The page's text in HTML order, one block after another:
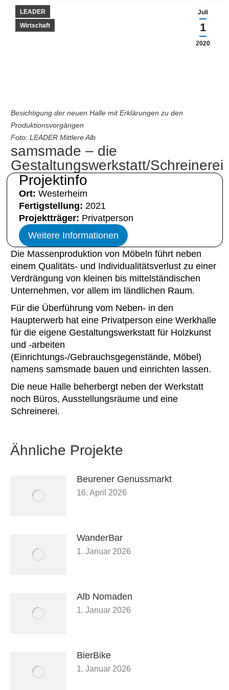
Juli
1
2020
LEADER
Wirtschaft
Besichtigung der neuen Halle mit Erklärungen zu den
Produktionsvorgängen
Foto: LEADER Mittlere Alb
samsmade – die
Gestaltungswerkstatt/Schreinerei
Projektinfo
Ort: Westerheim
Fertigstellung: 2021
Projektträger: Privatperson
Weitere Informationen
Die Massenproduktion von Möbeln führt neben
einem Qualitäts- und Individualitätsverlust zu einer
Verdrängung von kleinen bis mittelständischen
Unternehmen, vor allem im ländlichen Raum.
Für die Überführung vom Neben- in den
Haupterwerb hat eine Privatperson eine Werkhalle
für die eigene Gestaltungswerkstatt für Holzkunst
und -arbeiten
(Einrichtungs-/Gebrauchsgegenstände, Möbel)
namens samsmade bauen und einrichten lassen.
Die neue Halle beherbergt neben der Werkstatt
noch Büros, Ausstellungsräume und eine
Schreinerei.
Ähnliche Projekte
Beurener Genussmarkt
16. April 2026
WanderBar
1. Januar 2026
Alb Nomaden
1. Januar 2026
BierBike
1. Januar 2026